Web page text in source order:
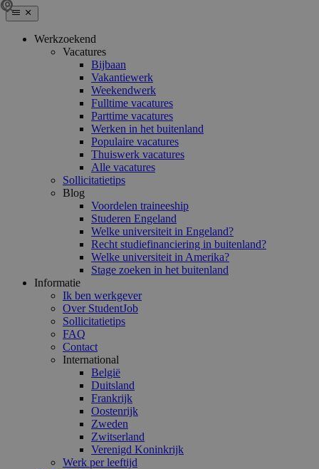
Werkzoekend
Vacatures
Bijbaan
Vakantiewerk
Weekendwerk
Fulltime vacatures
Parttime vacatures
Werken in het buitenland
Populaire vacatures
Thuiswerk vacatures
Alle vacatures
Sollicitatietips
Blog
Voordelen traineeship
Studeren Engeland
Welke universiteit in Engeland?
Recht studiefinanciering in buitenland?
Welke universiteit in Amerika?
Stage zoeken in het buitenland
Informatie
Ik ben werkgever
Over StudentJob
Sollicitatietips
FAQ
Contact
International
België
Duitsland
Frankrijk
Oostenrijk
Zweden
Zwitserland
Verenigd Koninkrijk
Werk per leeftijd